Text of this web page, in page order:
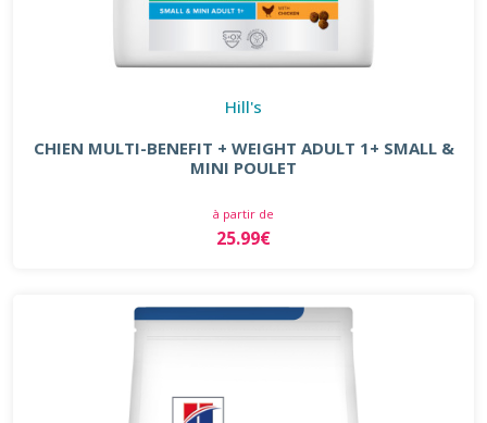
Hill's
CHIEN MULTI-BENEFIT + WEIGHT ADULT 1+ SMALL &
MINI POULET
à partir de
25.99€